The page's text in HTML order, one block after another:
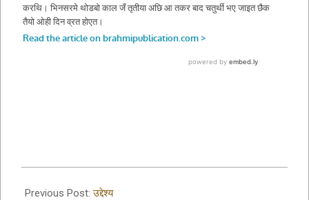
09-
Previous Post:उद्देश्य